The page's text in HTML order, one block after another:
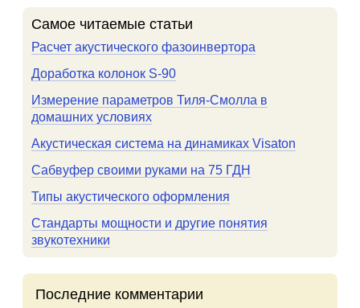
Самое читаемые статьи
Расчет акустического фазоинвертора
Доработка колонок S-90
Измерение параметров Тиля-Смолла в
домашних условиях
Акустическая система на динамиках Visaton
Сабвуфер своими руками на 75 ГДН
Типы акустического оформления
Стандарты мощности и другие понятия
звукотехники
Последние комментарии